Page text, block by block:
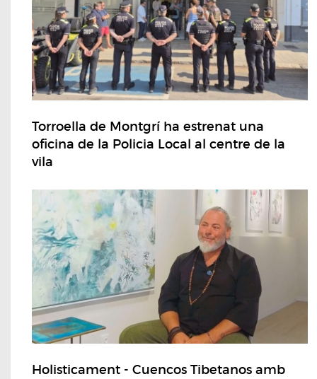
Torroella de Montgrí ha estrenat una
oficina de la Policia Local al centre de la
vila
Holisticament - Cuencos Tibetanos amb